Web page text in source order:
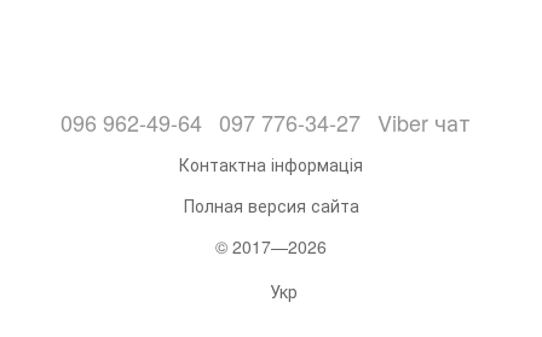
096 962-49-64 097 776-34-27 Viber чат
Контактна інформація
Полная версия сайта
© 2017—2026
Укр